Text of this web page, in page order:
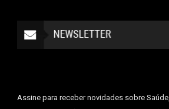
Assine para receber novidades sobre Saúde,